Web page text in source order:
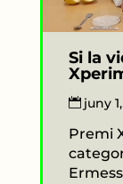
Si la
juny
Premi